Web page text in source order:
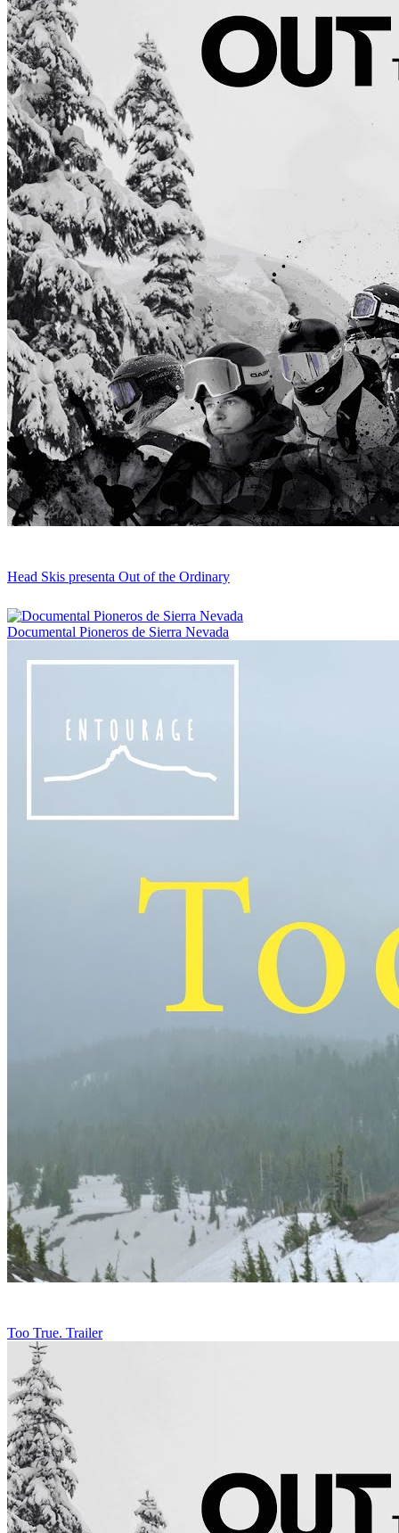
Head Skis presenta Out of the Ordinary
Documental Pioneros de Sierra Nevada
Too True. Trailer